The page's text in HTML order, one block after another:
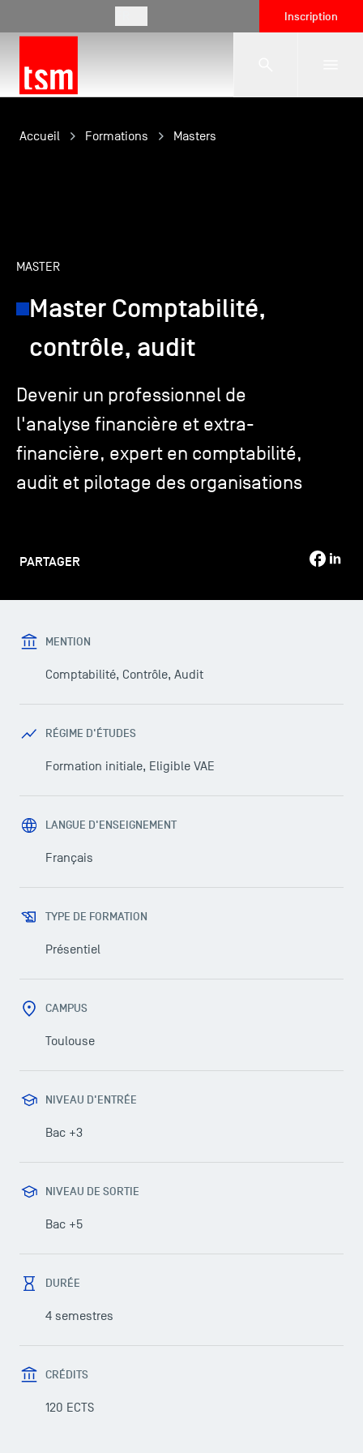
Inscription
L'école
Entreprises
International
TSM-Research
TSM Doctoral Programme
PARTAGER
Accueil Formations Masters
MASTER
Master Comptabilité,
contrôle, audit
Devenir un professionnel de
l'analyse financière et extra-
financière, expert en comptabilité,
audit et pilotage des organisations
MENTION
Comptabilité, Contrôle, Audit
RÉGIME D'ÉTUDES
Formation initiale, Eligible VAE
LANGUE D'ENSEIGNEMENT
Français
TYPE DE FORMATION
Présentiel
CAMPUS
Toulouse
NIVEAU D'ENTRÉE
Bac +3
NIVEAU DE SORTIE
Bac +5
DURÉE
4 semestres
CRÉDITS
120 ECTS